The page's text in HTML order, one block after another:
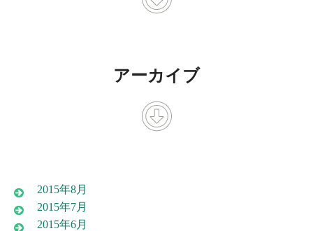
アーカイブ
2015年8月
2015年7月
2015年6月